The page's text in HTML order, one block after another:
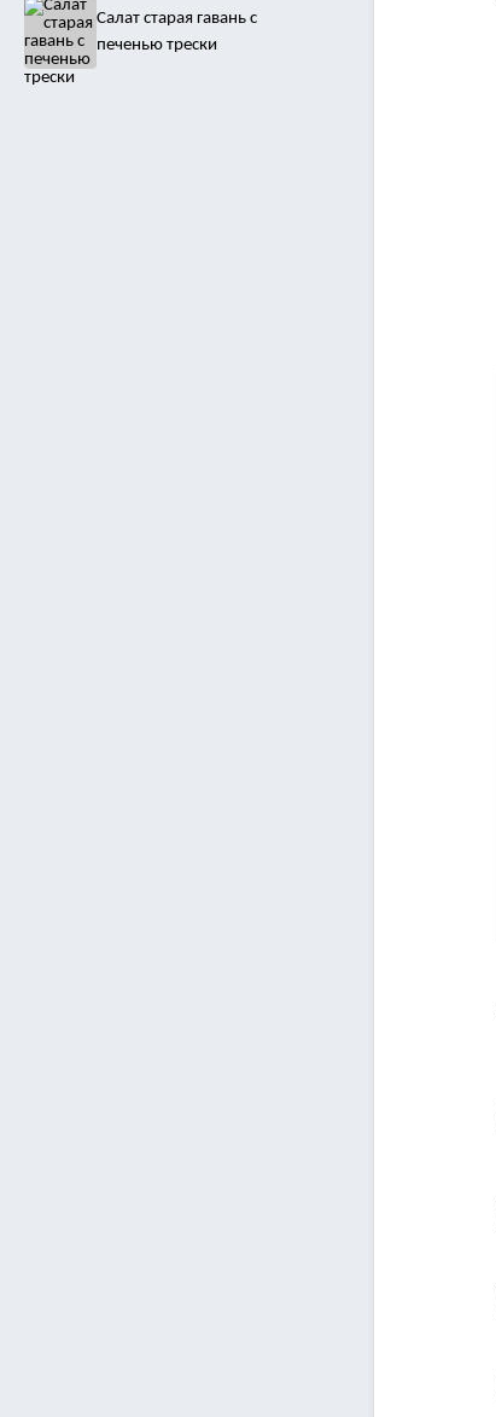
Салат старая гавань с
печенью трески